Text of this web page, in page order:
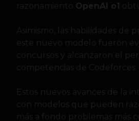
razonamiento
OpenAI o1
Asimismo, las habilidades de
este nuevo modelo fueron
concursos y alcanzaron el
competencias de Codeforces.
Estos nuevos avances de la
con modelos que pueden
más a fondo problemas más